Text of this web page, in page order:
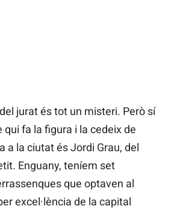
jurat és tot un misteri. Però sí
qui fa la figura i la cedeix de
a la ciutat és Jordi Grau, del
Enguany, teníem set
que optaven al
excel·lència de la capital